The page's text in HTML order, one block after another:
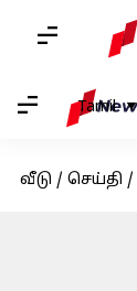
Tamil
வீடு / செய்தி /